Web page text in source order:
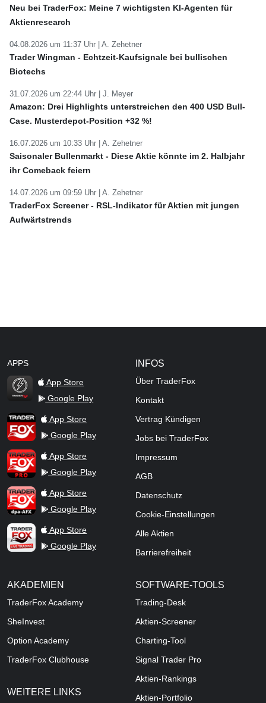
Neu bei TraderFox: Meine 7 wichtigsten KI-Agenten für
Aktienresearch
04.08.2026 um 11:37 Uhr | A. Zehetner
Trader Wingman - Echtzeit-Kaufsignale bei bullischen
Biotechs
31.07.2026 um 22:44 Uhr | J. Meyer
Amazon: Drei Highlights unterstreichen den 400 USD Bull-
Case. Musterdepot-Position +32 %!
16.07.2026 um 10:33 Uhr | A. Zehetner
Saisonaler Bullenmarkt - Diese Aktie könnte im 2. Halbjahr
ihr Comeback feiern
14.07.2026 um 09:59 Uhr | A. Zehetner
TraderFox Screener - RSL-Indikator für Aktien mit jungen
Aufwärtstrends
APPS
TraderFox Flash
App Store
Google Play
TraderFox AppApp Store
Google Play
TraderFox ProApp Store
Google Play
TraderFox dpa-AFX ProFeed
App Store
Google Play
TraderFox Live Trading
App Store
Google Play
INFOS
Über TraderFox
Kontakt
Vertrag Kündigen
Jobs bei TraderFox
Impressum
AGB
Datenschutz
Cookie-Einstellungen
Alle Aktien
Barrierefreiheit
AKADEMIEN
TraderFox Academy
SheInvest
Option Academy
TraderFox Clubhouse
WEITERE LINKS
SOFTWARE-TOOLS
Trading-Desk
Aktien-Screener
Charting-Tool
Signal Trader Pro
Aktien-Rankings
Aktien-Portfolio